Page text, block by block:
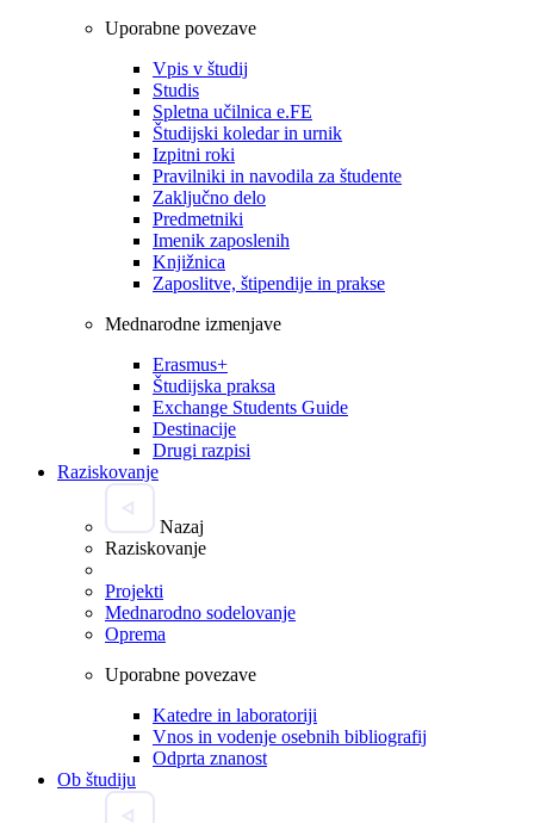
Uporabne povezave
Vpis v študij
Studis
Spletna učilnica e.FE
Študijski koledar in urnik
Izpitni roki
Pravilniki in navodila za študente
Zaključno delo
Predmetniki
Imenik zaposlenih
Knjižnica
Zaposlitve, štipendije in prakse
Mednarodne izmenjave
Erasmus+
Študijska praksa
Exchange Students Guide
Destinacije
Drugi razpisi
Raziskovanje
Nazaj
Raziskovanje
Projekti
Mednarodno sodelovanje
Oprema
Uporabne povezave
Katedre in laboratoriji
Vnos in vodenje osebnih bibliografij
Odprta znanost
Ob študiju